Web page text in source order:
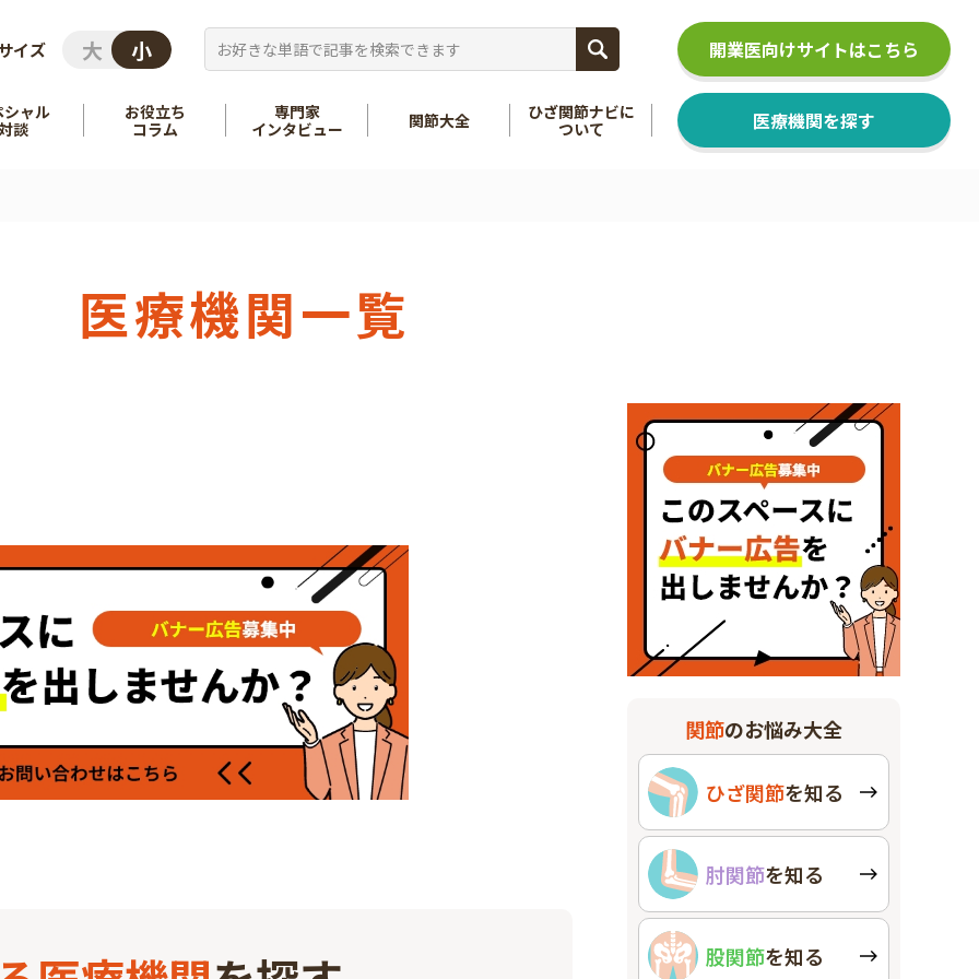
イズ
シャル
談
お役立ち
コラム
専門家
インタビュー
関節大全
ひざ関節ナビに
ついて
医療機関を探す
開業医向けサイトはこちら
医療機関一覧
関節のお悩み大全
ひざ関節を知る
肘関節を知る
股関節を知る